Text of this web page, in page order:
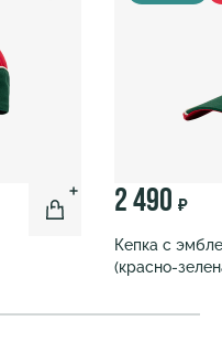
2 490 ₽
Кепка с
(красно-